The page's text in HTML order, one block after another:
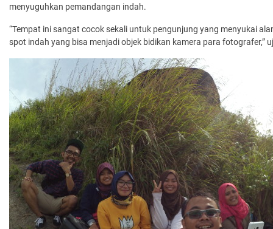
menyuguhkan pemandangan indah.
“Tempat ini sangat cocok sekali untuk pengunjung yang menyukai
spot indah yang bisa menjadi objek bidikan kamera para fotografer,”